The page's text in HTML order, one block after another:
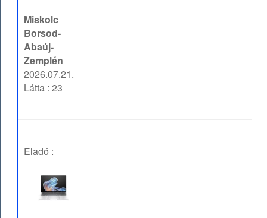
Miskolc
Borsod-
Abaúj-
Zemplén
2026.07.21.
Látta : 23
Eladó :